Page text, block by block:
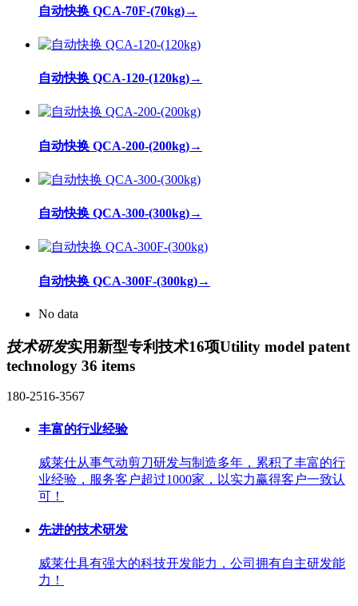
自动快换 QCA-70F-(70kg)→
自动快换 QCA-120-(120kg)→
自动快换 QCA-200-(200kg)→
自动快换 QCA-300-(300kg)→
自动快换 QCA-300F-(300kg)→
No data
技术研发实用新型专利技术16项Utility model patent
technology 36 items
180-2516-3567
丰富的行业经验
威莱仕从事气动剪刀研发与制造多年，累积了丰富的行
业经验，服务客户超过1000家，以实力赢得客户一致认
可！
先进的技术研发
威莱仕具有强大的科技开发能力，公司拥有自主研发能
力！